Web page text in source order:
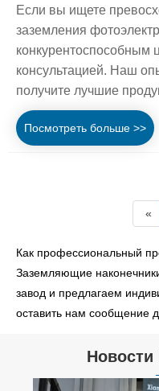
Если вы ищете
заземления
конкурентоспособным
консультацией. Наш
получите лучшие
Посмотреть больше >>
«
Как профессиональный
Заземляющие
завод и предлагаем
оставить нам сообщение
Новости